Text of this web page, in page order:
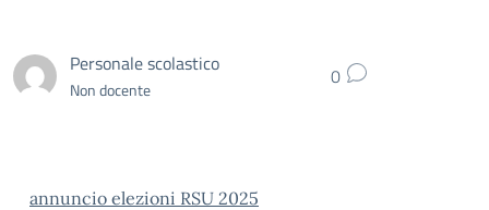
Personale scolastico
Non docente 0
annuncio elezioni RSU 2025